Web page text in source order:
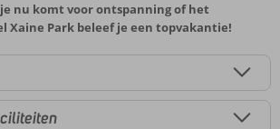
nu komt voor ontspanning of het
Xaine Park beleef je een topvakantie!